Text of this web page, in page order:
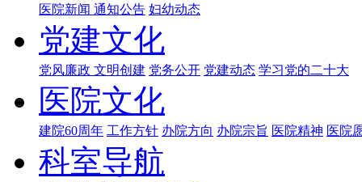
医院新闻 通知公告 妇幼动态
党建文化
党风廉政 文明创建 党务公开 党建动态 学习党的二十大
医院文化
建院60周年 工作方针 办院方向 办院宗旨 医院精神 医院
科室导航